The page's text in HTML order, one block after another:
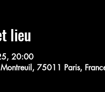
lieu
20:00
75011 Paris,